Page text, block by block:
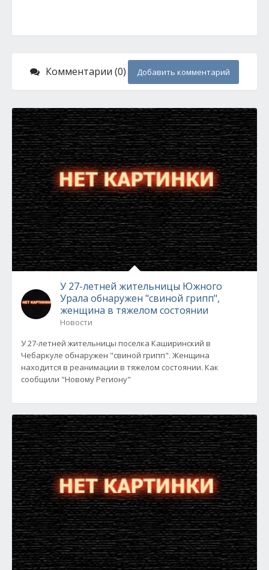
Комментарии (0) Добавить комментарий
У 27-летней жительницы Южного
Урала обнаружен "свиной грипп",
женщина в тяжелом состоянии
Новости
У 27-летней жительницы поселка Каширинский в
Чебаркуле обнаружен "свиной грипп". Женщина
находится в реанимации в тяжелом состоянии. Как
сообщили "Новому Региону"